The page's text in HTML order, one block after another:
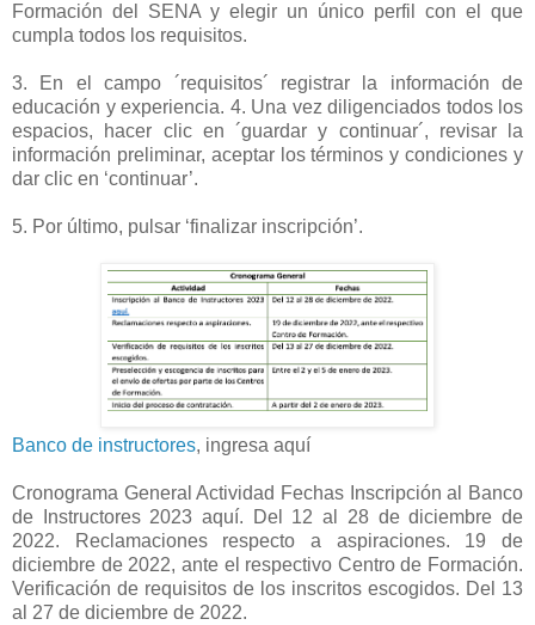
Formación del SENA y elegir un único perfil con el que
cumpla todos los requisitos.
3. En el campo ´requisitos´ registrar la información de
educación y experiencia. 4. Una vez diligenciados todos los
espacios, hacer clic en ´guardar y continuar´, revisar la
información preliminar, aceptar los términos y condiciones y
dar clic en ‘continuar’.
5. Por último, pulsar ‘finalizar inscripción’.
Banco de instructores, ingresa aquí
Cronograma General Actividad Fechas Inscripción al Banco
de Instructores 2023 aquí. Del 12 al 28 de diciembre de
2022. Reclamaciones respecto a aspiraciones. 19 de
diciembre de 2022, ante el respectivo Centro de Formación.
Verificación de requisitos de los inscritos escogidos. Del 13
al 27 de diciembre de 2022.